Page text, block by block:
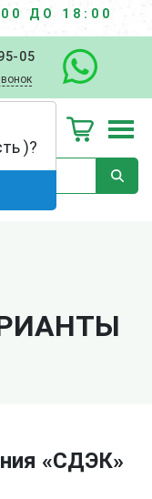
ДО 18:00
05
«СДЭК»
)?